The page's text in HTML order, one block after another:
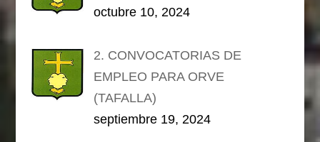
octubre 10, 2024
2. CONVOCATORIAS DE
EMPLEO PARA ORVE
(TAFALLA)
septiembre 19, 2024